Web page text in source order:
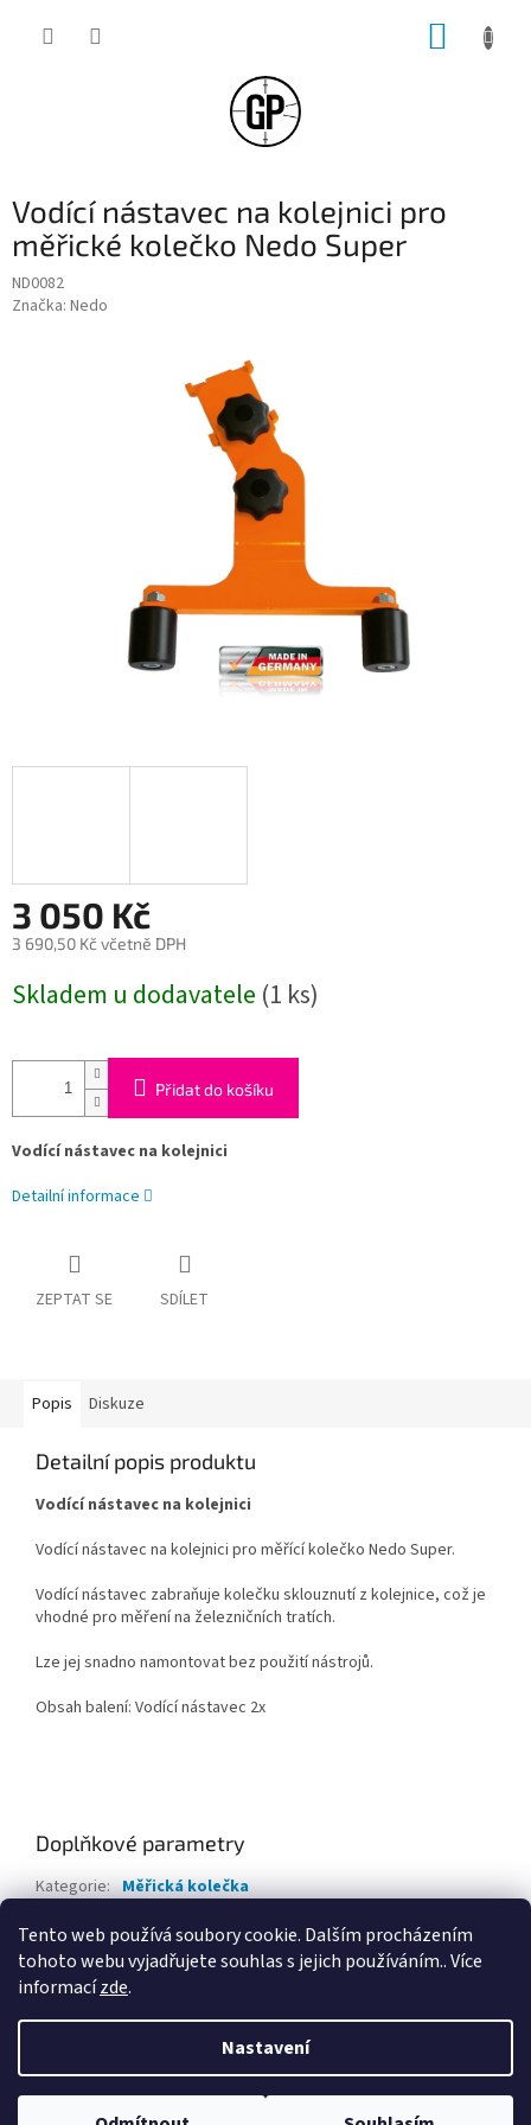
Tento web používá soubory cookie. Dalším procházením
tohoto webu vyjadřujete souhlas s jejich používáním.. Více
informacízde.
Nastavení
Vodící nástavec na kolejnici pro
měřické kolečko Nedo Super
ND0082
Značka: Nedo
3 050 Kč
3 690,50 Kč včetně DPH
cena:
Skladem u dodavatele (1 ks)
Přidat do košíku
Vodící nástavec na kolejnici
Detailní informace
ZEPTAT SE SDÍLET
Popis Diskuze
Detailní popis produktu
Vodící nástavec na kolejnici
Vodící nástavec na kolejnici pro měřící kolečko Nedo Super.
Vodící nástavec zabraňuje kolečku sklouznutí z kolejnice, což je
vhodné pro měřenína železničních tratích.
Lze jej snadno namontovat bez použití nástrojů.
Obsah balení: Vodící nástavec 2x
Doplňkové parametry
Kategorie: Měřická kolečka
Copyright 2026GP spol. s r.o.. Všechna práva vyhrazena.Upravit